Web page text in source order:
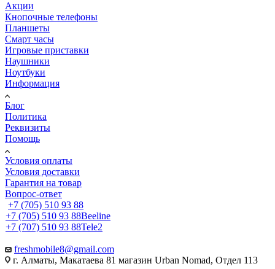
Акции
Кнопочные телефоны
Планшеты
Смарт часы
Игровые приставки
Наушники
Ноутбуки
Информация
Блог
Политика
Реквизиты
Помощь
Условия оплаты
Условия доставки
Гарантия на товар
Вопрос-ответ
+7 (705) 510 93 88
+7 (705) 510 93 88Beeline
+7 (707) 510 93 88Tele2
freshmobile8@gmail.com
г. Алматы, Макатаева 81 магазин Urban Nomad, Отдел 113